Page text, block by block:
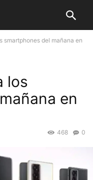
smartphones del mañana en
los
en
0
468